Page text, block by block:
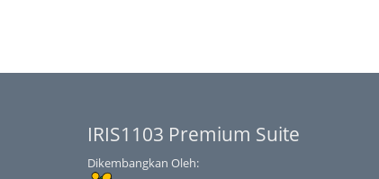
IRIS1103 Premium Suite
Dikembangkan Oleh: